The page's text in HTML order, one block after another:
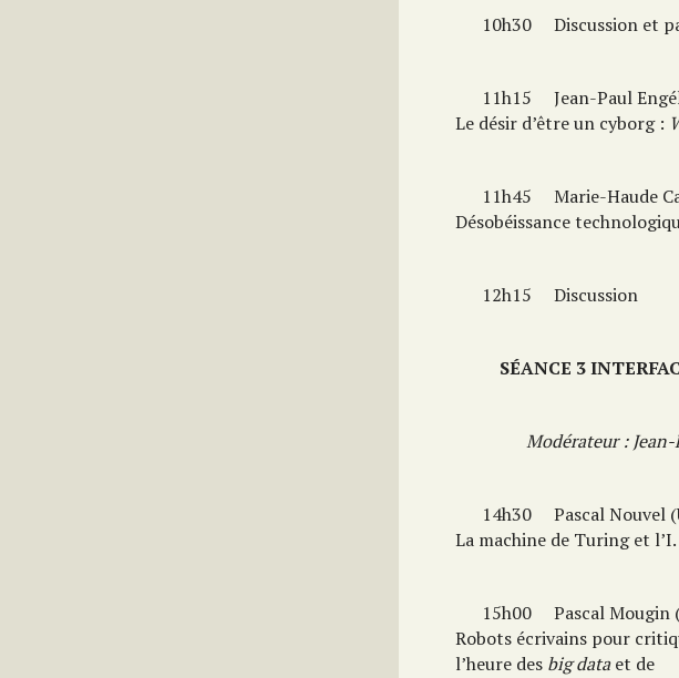
10h30 Discussion et
11h15 Jean-Paul
Le désir d’être un cyborg :
11h45 Marie-Haude
Désobéissance
12h15 Discussion
SÉANCE 3
Modérateur :
14h30 Pascal Nouvel
La machine de Turing et
15h00 Pascal Mougin
Robots écrivains pour
l’heure des big dataet de